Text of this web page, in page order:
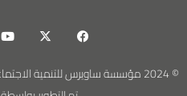
© 2024 مؤسسة ساويرس للتنمية الاجتماعية